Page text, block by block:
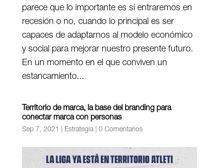
parece que lo importante es si entraremos en
recesión o no, cuando lo principal es ser
capaces de adaptarnos al modelo económico
y social para mejorar nuestro presente futuro.
En un momento en el que conviven un
estancamiento...
Territorio de marca, la base del branding para
conectar marca con personas
Sep 7, 2021 Estrategia| 0 Comentarios